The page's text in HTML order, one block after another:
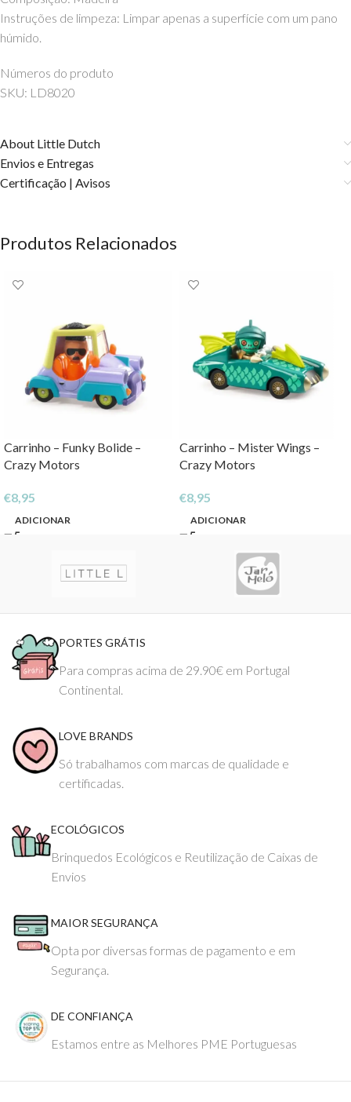
Instruções de limpeza: Limpar apenas a superfície com um pano
húmido.
Números do produto
SKU: LD8020
About Little Dutch
Envios e Entregas
Certificação | Avisos
Produtos Relacionados
Carrinho – Funky Bolide –
Crazy Motors
€8,95
ADICIONAR
Carrinho – Mister Wings –
Crazy Motors
€8,95
ADICIONAR
PORTES GRÁTIS
Para compras acima de 29.90€ em Portugal
Continental.
LOVE BRANDS
Só trabalhamos com marcas de qualidade e
certificadas.
ECOLÓGICOS
Brinquedos Ecológicos e Reutilização de Caixas de
Envios
MAIOR SEGURANÇA
Opta por diversas formas de pagamento e em
Segurança.
DE CONFIANÇA
Estamos entre as Melhores PME Portuguesas